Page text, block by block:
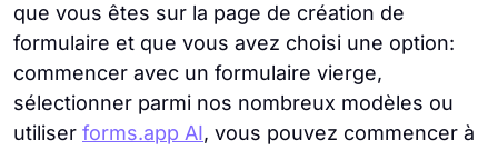
que vous êtes sur la page de création de
formulaire et que vous avez choisi une option:
commencer avec un formulaire vierge,
sélectionner parmi nos nombreux modèles ou
utiliser forms.app AI, vous pouvez commencer à